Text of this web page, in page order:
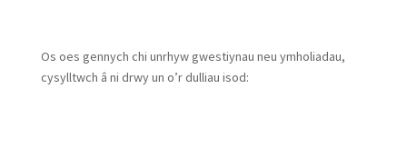
Os oes gennych chi unrhyw gwestiynau neu ymholiadau,
cysylltwch â ni drwy un o’r dulliau isod: